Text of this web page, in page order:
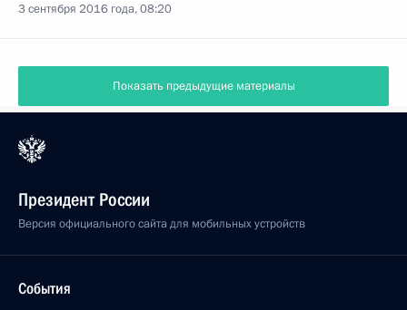
3 сентября 2016 года, 08:20
Показать предыдущие материалы
Президент России
Версия официального сайта для мобильных устройств
События